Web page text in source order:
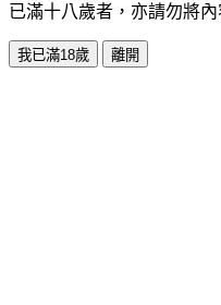
已滿十八歲者，亦請勿將
我已滿18歲 離開